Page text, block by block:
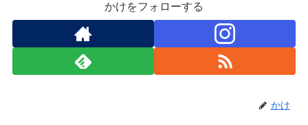
かけをフォローする
かけ